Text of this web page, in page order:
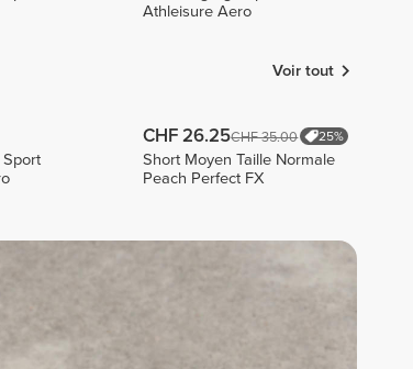
Athleisure Aero
Voir tout
CHF 26.25CHF 35.00 25%
Short Moyen Taille Normale
Peach Perfect FX